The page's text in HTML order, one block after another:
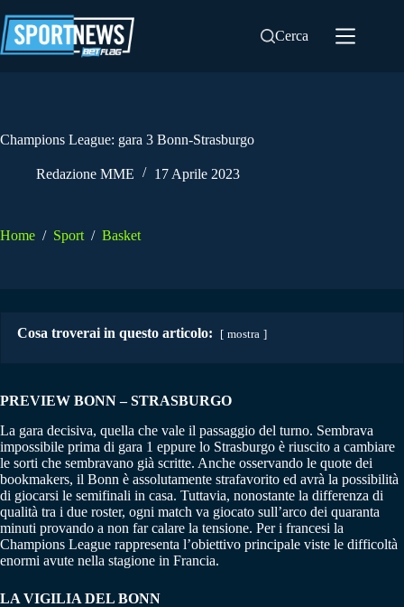
al
contenuto
Cerca
Champions League: gara 3 Bonn-Strasburgo
Redazione MME 17 Aprile 2023
Home / Sport / Basket
Cosa troverai in questo articolo: mostra
PREVIEW BONN – STRASBURGO
La gara decisiva, quella che vale il passaggio del turno. Sembrava
impossibile prima di gara 1 eppure lo Strasburgo è riuscito a cambiare
le sorti che sembravano già scritte. Anche osservando le quote dei
bookmakers, il Bonn è assolutamente strafavorito ed avrà la possibilità
di giocarsi le semifinali in casa. Tuttavia, nonostante la differenza di
qualità tra i due roster, ogni match va giocato sull’arco dei quaranta
minuti provando a non far calare la tensione. Per i francesi la
Champions League rappresenta l’obiettivo principale viste le difficoltà
enormi avute nella stagione in Francia.
LA VIGILIA DEL BONN